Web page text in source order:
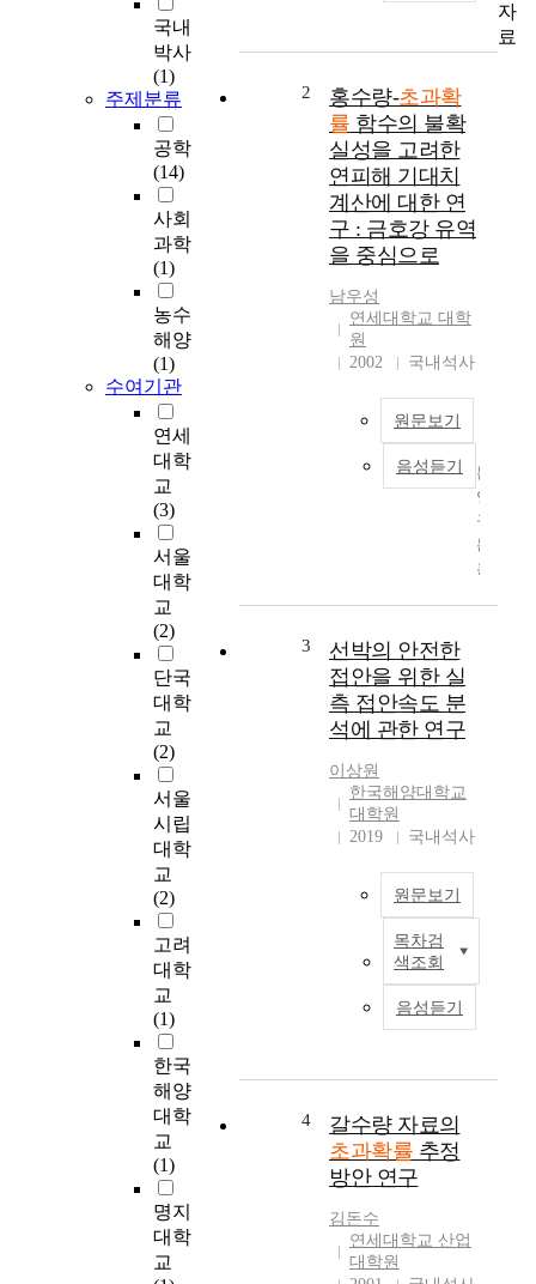
국내
박사
(1)
주제분류
공학
(14)
사회
과학
(1)
농수
해양
(1)
수여기관
연세
대학
교
(3)
서울
대학
교
(2)
단국
대학
교
(2)
서울
시립
대학
교
(2)
고려
대학
교
(1)
한국
해양
대학
교
(1)
명지
대학
교
2 홍수량-초과확
률 함수의 불확
실성을 고려한
연피해 기대치
계산에 대한 연
구 : 금호강 유역
을 중심으로
남우성
연세대학교 대학
원
2002
국내석사
원문보기
음성듣기
본
연
구
는
홍
3
선박의 안전한
접안을 위한 실
측 접안속도 분
석에 관한 연구
이상원
한국해양대학교
대학원
2019
국내석사
원문보기
목차검
색조회
음성듣기
4
갈수량 자료의
초과확률 추정
방안 연구
김돈수
연세대학교 산업
대학원
자
료